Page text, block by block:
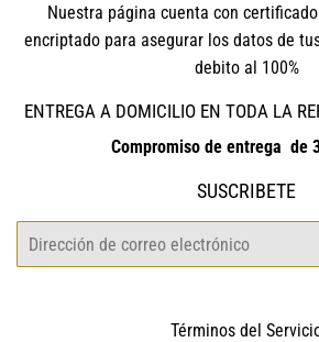
Nuestra página cuenta con
encriptado para asegurar los datos de
debito al 100%
ENTREGA A DOMICILIO EN TODA LA
Compromiso de entrega de
SUSCRIBETE
Correo
Términos del